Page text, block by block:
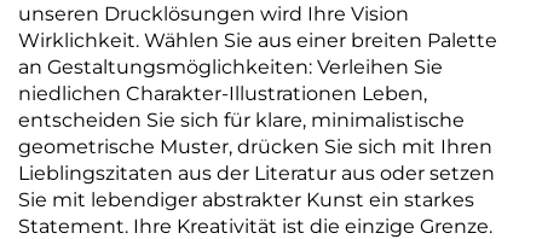
unseren Drucklösungen wird Ihre Vision
Wirklichkeit. Wählen Sie aus einer breiten Palette
an Gestaltungsmöglichkeiten: Verleihen Sie
niedlichen Charakter-Illustrationen Leben,
entscheiden Sie sich für klare, minimalistische
geometrische Muster, drücken Sie sich mit Ihren
Lieblingszitaten aus der Literatur aus oder setzen
Sie mit lebendiger abstrakter Kunst ein starkes
Statement. Ihre Kreativität ist die einzige Grenze.